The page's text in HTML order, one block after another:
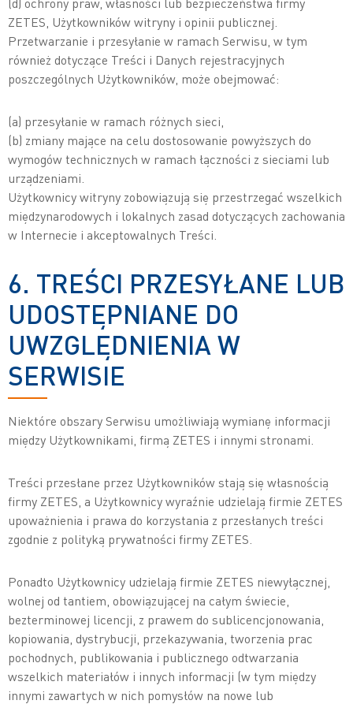
ZETES, Użytkowników witryny i opinii publicznej.
Przetwarzanie i przesyłanie w ramach Serwisu, w tym
również dotyczące Treści i Danych rejestracyjnych
poszczególnych Użytkowników, może obejmować:
(a) przesyłanie w ramach różnych sieci,
(b) zmiany mające na celu dostosowanie powyższych do
wymogów technicznych w ramach łączności z sieciami lub
urządzeniami.
Użytkownicy witryny zobowiązują się przestrzegać wszelkich
międzynarodowych i lokalnych zasad dotyczących zachowania
w Internecie i akceptowalnych Treści.
6. TREŚCI PRZESYŁANE LUB
UDOSTĘPNIANE DO
UWZGLĘDNIENIA W
SERWISIE
Niektóre obszary Serwisu umożliwiają wymianę informacji
między Użytkownikami, firmą ZETES i innymi stronami.
Treści przesłane przez Użytkowników stają się własnością
firmy ZETES, a Użytkownicy wyraźnie udzielają firmie ZETES
upoważnienia i prawa do korzystania z przesłanych treści
zgodnie z polityką prywatności firmy ZETES.
Ponadto Użytkownicy udzielają firmie ZETES niewyłącznej,
wolnej od tantiem, obowiązującej na całym świecie,
bezterminowej licencji, z prawem do sublicencjonowania,
kopiowania, dystrybucji, przekazywania, tworzenia prac
pochodnych, publikowania i publicznego odtwarzania
wszelkich materiałów i innych informacji (w tym między
innymi zawartych w nich pomysłów na nowe lub